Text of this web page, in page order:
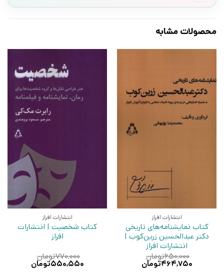
محصولات مشابه
انتشارات افراز
کتاب نمایشنامه‌های تاریخی
دکتر عبدالحسین زرین‌کوب |
انتشارات افراز
۶۵۰,۰۰۰تومان
قیمت
۴۶۴,۷۵۰تومان
انتشارات افراز
کتاب شخصیت | انتشارات
افراز
۷۷۰,۰۰۰تومان
قیمت
۵۵۰,۵۵۰تومان